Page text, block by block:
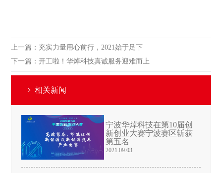
上一篇： 充实力量用心前行，2021始于足下
下一篇：开工啦！华焯科技真诚服务迎难而上
相关新闻
宁波华焯科技在第10届创
新创业大赛宁波赛区斩获
第五名
2021.09.03